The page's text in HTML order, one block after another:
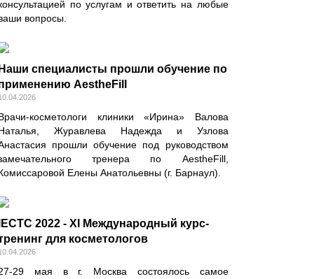
по услугам и ответить на любые
вопросы.
Наши специалисты прошли обучение по
AestheFill
косметологи клиники «Ирина» Валова
Журавлева Надежда и Узлова
прошли обучение под руководством
тренера по AestheFill,
Елены Анатольевны (г. Барнаул).
IECTC 2022 - XI Международный курс-
для косметологов
29 мая в г. Москва состоялось самое